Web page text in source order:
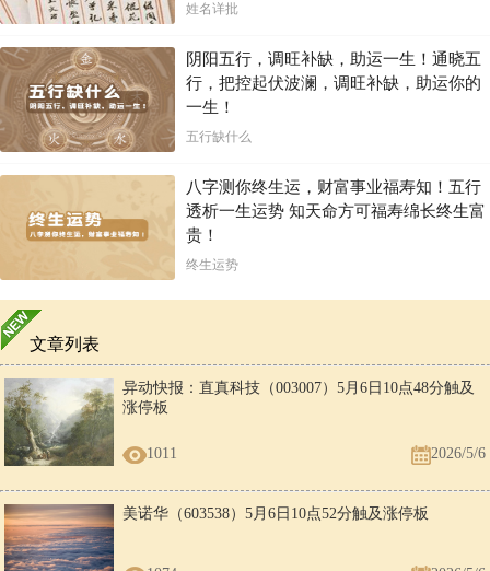
姓名详批
阴阳五行，调旺补缺，助运一生！通晓五
行，把控起伏波澜，调旺补缺，助运你的
一生！
五行缺什么
八字测你终生运，财富事业福寿知！五行
透析一生运势 知天命方可福寿绵长终生富
贵！
终生运势
文章列表
异动快报：直真科技（003007）5月6日10点48分触及
涨停板
1011 2026/5/6
美诺华（603538）5月6日10点52分触及涨停板